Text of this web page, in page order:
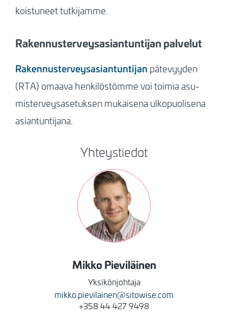
kois­tu­neet tut­ki­jam­me.
Rakennusterveysasiantuntijan palvelut
Ra­ken­nus­ter­vey­sa­sian­tun­ti­jan pä­te­vyy­den
(RTA) omaa­va hen­ki­lös­töm­me voi toi­mia asu­
mis­ter­vey­sa­se­tuk­sen mu­kai­se­na ul­ko­puo­li­se­na
asian­tun­ti­ja­na.
Yhteystiedot
Mikko Pieviläinen
Yksikönjohtaja
mikko.pievilainen@sitowise.com
+358 44 427 9498